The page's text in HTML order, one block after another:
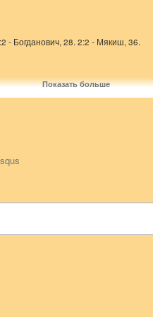
- Богданович, 28. 2:2 - Мякиш, 36.
Показать больше